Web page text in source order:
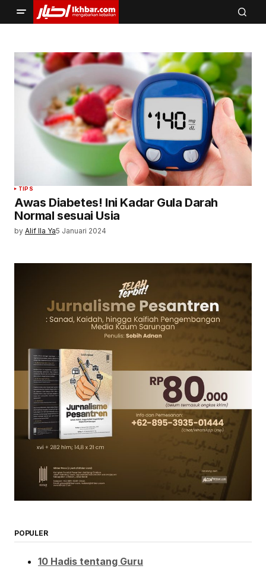
TIPS
Awas Diabetes! Ini Kadar Gula Darah
Normal sesuai Usia
by Alif Ila Ya5 Januari 2024
POPULER
10 Hadis tentang Guru